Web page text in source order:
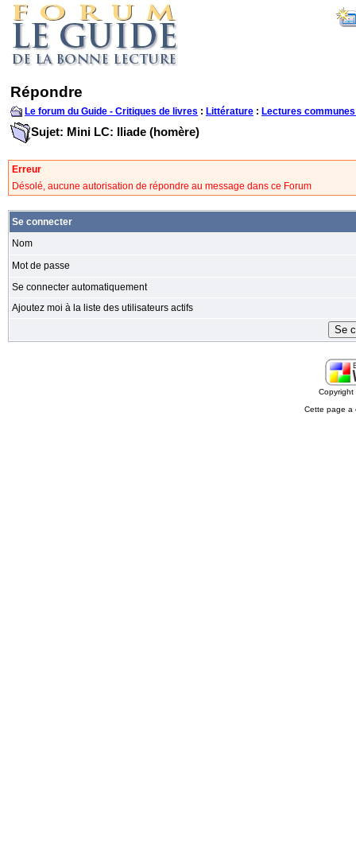
Répondre
Le forum du Guide - Critiques de livres : Littérature : Lectures
Sujet: Mini LC: Iliade (homère)
Erreur
Désolé, aucune autorisation de répondre au message dans ce Forum
Se connecter
Nom
Mot de passe
Se connecter automatiquement
Ajoutez moi à la liste des utilisateurs actifs
Cette page a